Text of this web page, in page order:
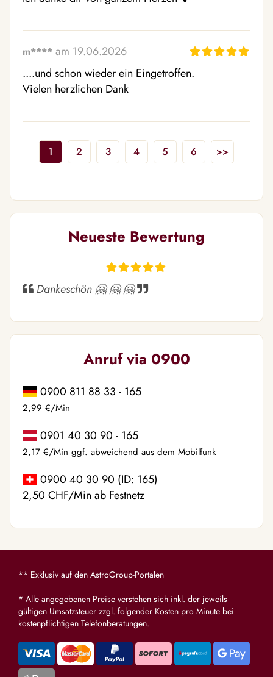
m**** am 19.06.2026
....und schon wieder ein Eingetroffen.
Vielen herzlichen Dank
1 2 3 4 5 6 >>
Neueste Bewertung
Dankeschön 🤗 🤗 🤗
Anruf via 0900
0900 811 88 33 - 165
2,99 €/Min
0901 40 30 90 - 165
2,17 €/Min ggf. abweichend aus dem Mobilfunk
0900 40 30 90 (ID: 165)
2,50 CHF/Min ab Festnetz
** Exklusiv auf den AstroGroup-Portalen
* Alle angegebenen Preise verstehen sich inkl. der jeweils
gültigen Umsatzsteuer zzgl. folgender Kosten pro Minute bei
kostenpflichtigen Telefonberatungen.